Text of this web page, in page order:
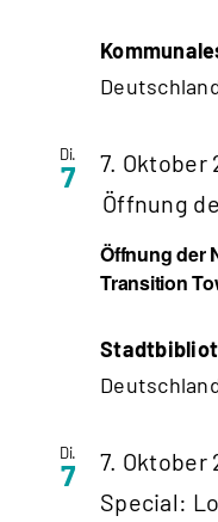
Di.
7
Öffnung der
Transition
7. Oktober
Öffnung
Di.
7 7. Oktober
Special: